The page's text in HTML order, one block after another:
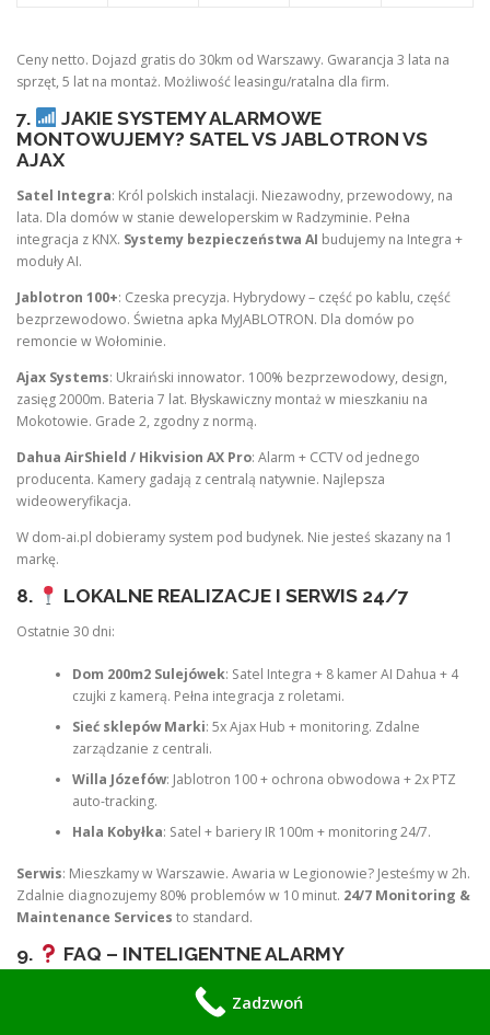
Ceny netto. Dojazd gratis do 30km od Warszawy. Gwarancja 3 lata na
sprzęt, 5 lat na montaż. Możliwość leasingu/ratalna dla firm.
7.
JAKIE SYSTEMY ALARMOWE
MONTOWUJEMY? SATEL VS JABLOTRON VS
AJAX
Satel Integra: Król polskich instalacji. Niezawodny, przewodowy, na
lata. Dla domów w stanie deweloperskim w Radzyminie. Pełna
integracja z KNX. Systemy bezpieczeństwa AI budujemy na Integra +
moduły AI.
Jablotron 100+: Czeska precyzja. Hybrydowy – część po kablu, część
bezprzewodowo. Świetna apka MyJABLOTRON. Dla domów po
remoncie w Wołominie.
Ajax Systems: Ukraiński innowator. 100% bezprzewodowy, design,
zasięg 2000m. Bateria 7 lat. Błyskawiczny montaż w mieszkaniu na
Mokotowie. Grade 2, zgodny z normą.
Dahua AirShield / Hikvision AX Pro: Alarm + CCTV od jednego
producenta. Kamery gadają z centralą natywnie. Najlepsza
wideoweryfikacja.
W dom-ai.pl dobieramy system pod budynek. Nie jesteś skazany na 1
markę.
8. LOKALNE REALIZACJE I SERWIS 24/7
Ostatnie 30 dni:
Dom 200m2 Sulejówek: Satel Integra + 8 kamer AI Dahua + 4
czujki z kamerą. Pełna integracja z roletami.
Sieć sklepów Marki: 5x Ajax Hub + monitoring. Zdalne
zarządzanie z centrali.
Willa Józefów: Jablotron 100 + ochrona obwodowa + 2x PTZ
auto-tracking.
Hala Kobyłka: Satel + bariery IR 100m + monitoring 24/7.
Serwis: Mieszkamy w Warszawie. Awaria w Legionowie? Jesteśmy w 2h.
Zdalnie diagnozujemy 80% problemów w 10 minut. 24/7 Monitoring &
Maintenance Services to standard.
9. FAQ – INTELIGENTNE ALARMY
Czy alarm AI działa bez prądu i internetu?
24-48h. Moduł GSM/LTE wyśle SMS nawet bez Wi-Fi.
Zadzwoń